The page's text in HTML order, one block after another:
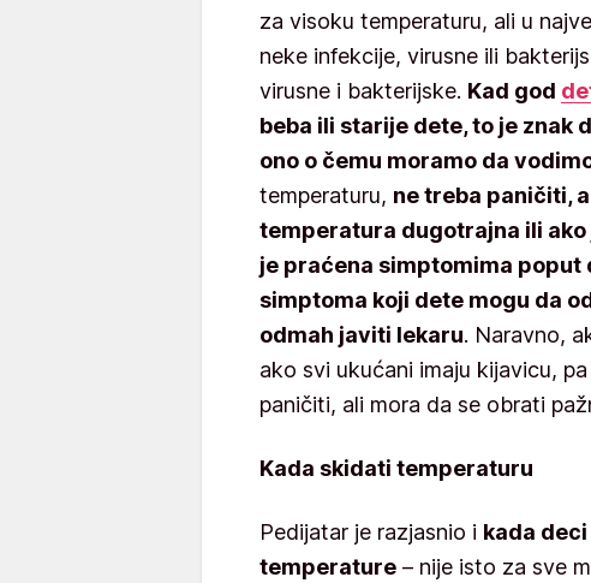
za visoku temperaturu, ali u
neke infekcije, virusne ili
virusne i bakterijske. Kad god
beba ili starije dete, to je znak
ono o čemu moramo da
temperaturu, ne treba paničiti,
temperatura dugotrajna ili
je praćena simptomima poput
simptoma koji dete mogu da
odmah javiti lekaru. Naravno,
ako svi ukućani imaju kijavicu,
paničiti, ali mora da se obrati
Kada skidati temperaturu
Pedijatar je razjasnio i kada
temperature – nije isto za sve